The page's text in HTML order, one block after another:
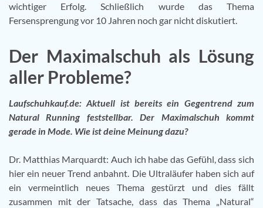
wichtiger Erfolg. Schließlich wurde das Thema
Fersensprengung vor 10 Jahren noch gar nicht diskutiert.
Der Maximalschuh als Lösung
aller Probleme?
Laufschuhkauf.de: Aktuell ist bereits ein Gegentrend zum
Natural Running feststellbar. Der Maximalschuh kommt
gerade in Mode. Wie ist deine Meinung dazu?
Dr. Matthias Marquardt: Auch ich habe das Gefühl, dass sich
hier ein neuer Trend anbahnt. Die Ultraläufer haben sich auf
ein vermeintlich neues Thema gestürzt und dies fällt
zusammen mit der Tatsache, dass das Thema „Natural“